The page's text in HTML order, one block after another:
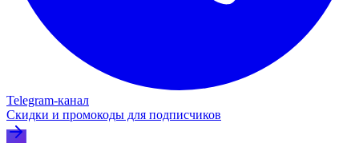
Telegram‑канал
Скидки и промокоды для подписчиков